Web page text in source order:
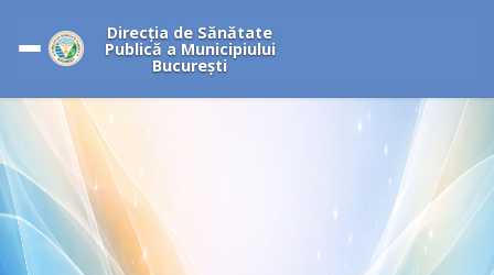
Direcția de Sănătate
Publică a Municipiului
București